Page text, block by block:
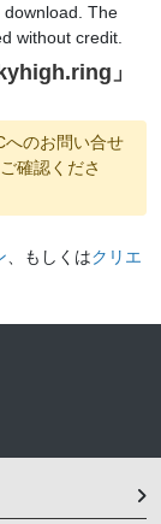
The
without credit.
」
へのお問い合せ
確認くださ
、もしくはクリエ